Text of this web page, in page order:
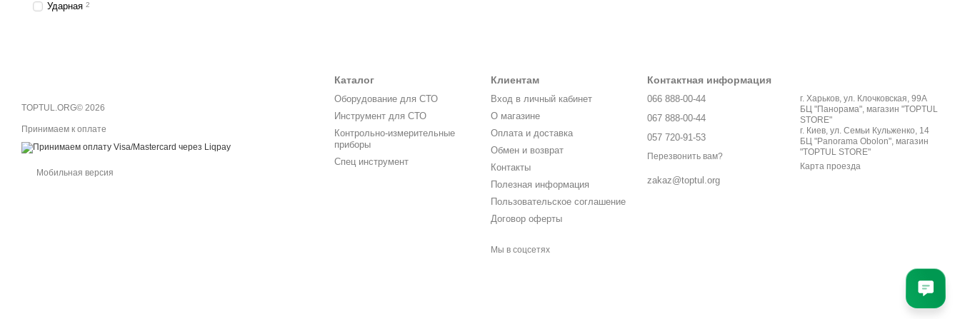
Ударная 2
TOPTUL.ORG© 2026
Принимаем к оплате
Мобильная версия
Каталог
Оборудование для СТО
Инструмент для СТО
Контрольно-измерительные
приборы
Спец инструмент
Клиентам
Вход в личный кабинет
О магазине
Оплата и доставка
Обмен и возврат
Контакты
Полезная информация
Пользовательское соглашение
Договор оферты
Мы в соцсетях
Контактная информация
066 888-00-44
067 888-00-44
057 720-91-53
Перезвонить вам?
zakaz@toptul.org
г. Харьков, ул. Клочковская, 99А
БЦ "Панорама", магазин "TOPTUL
STORE"
г. Киев, ул. Семьи Кульженко, 14
БЦ "Panorama Obolon", магазин
"TOPTUL STORE"
Карта проезда